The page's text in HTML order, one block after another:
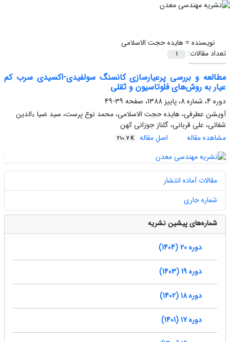
نویسنده =هایده حجت الاسلامی
تعداد مقالات:
1
مطالعه و بررسی پرعیارسازی کانسنگ سولفیدی-اکسیدی سرب کم
عیار به روش‌های فلوتاسیون و ثقلی
دوره 4، شماره 8، پاییز 1388، صفحه
39-49
آویشن عطرفی، هایده حجت الاسلامی، محمد نوع پرست، سید ضیا ءالدین
شفائی، علی قربانی، گلناز جوزانی کهن
مشاهده مقاله
اصل مقاله 210.7 K
مقالات آماده انتشار
شماره جاری
شماره‌های پیشین نشریه
دوره 20 (1404)
دوره 19 (1403)
دوره 18 (1402)
دوره 17 (1401)